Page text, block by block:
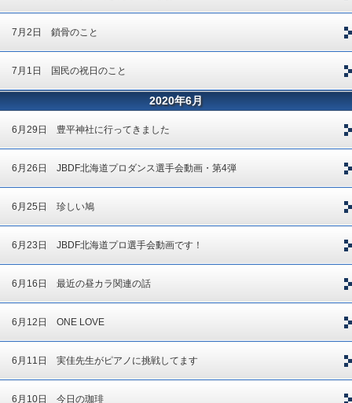
7月2日 鎖骨のこと
7月1日 国民の祝日のこと
2020年6月
6月29日 豊平神社に行ってきました
6月26日 JBDF北海道プロダンス選手会動画・第4弾
6月25日 珍しい鳩
6月23日 JBDF北海道プロ選手会動画です！
6月16日 最近の昼カラ関連の話
6月12日 ONE LOVE
6月11日 実佳先生がピアノに挑戦してます
6月10日 今日の珈琲